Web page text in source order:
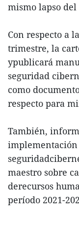
mismo lapso
Con respecto a
trimestre, la
ypublicará
seguridad
como
respecto para
También,
implementación
maestro sobre
derecursos
período 2021-